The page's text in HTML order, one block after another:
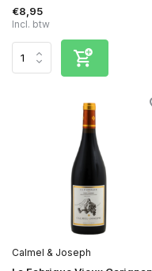
€8,95
Incl. btw
Calmel & Joseph